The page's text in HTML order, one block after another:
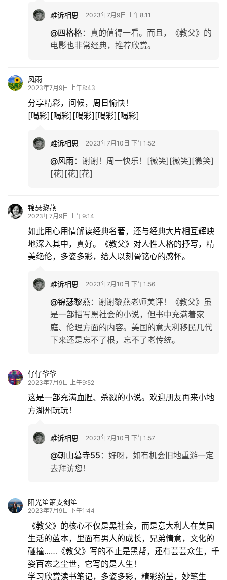
难诉相思 2023年7月9日 上午8:11
@四格格： 真的值得一看。而且，《教父》的
电影也非常经典，推荐欣赏。
风雨
2023年7月9日 上午8:43
分享精彩，问候，周日愉快！
[喝彩][喝彩][喝彩][喝彩][喝彩]
难诉相思 2023年7月10日 下午1:52
@风雨： 谢谢！周一快乐！[微笑][微笑][微笑]
[花][花][花]
锦瑟黎燕
2023年7月9日 上午9:14
如此用心用情解读经典名著，还与经典大片相互辉映
地深入其中，真好。《教父》对人性人格的抒写，精
美绝伦，多姿多彩，给人以刻骨铭心的感怀。
难诉相思 2023年7月10日 下午1:56
@锦瑟黎燕： 谢谢黎燕老师美评！《教父》虽
是一部描写黑社会的小说，但书中充满着家
庭、伦理方面的内容。美国的意大利移民几代
下来还是忘不了根，忘不了老传统。
仔仔爷爷
2023年7月9日 上午9:52
这是一部充满血腥、杀戮的小说。欢迎朋友再来小地
方湖州玩玩！
难诉相思 2023年7月10日 下午1:57
@朝山暮寺55 ： 好呀，如有机会旧地重游一定
去拜访您！
阳光笙箫支剑笙
2023年7月9日 下午1:44
《教父》的核心不仅是黑社会，而是意大利人在美国
生活的蓝本，里面有男人的成长，兄弟情意，文化的
碰撞……《教父》写的不止是黑帮，还有芸芸众生，千
姿百态之尘世，它写的是人生！
学习欣赏读书笔记，多姿多彩，精彩纷呈，妙笔生